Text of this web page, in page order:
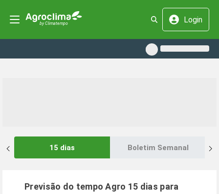
Login
15 dias Boletim Semanal
Previsão do tempo Agro 15 dias para